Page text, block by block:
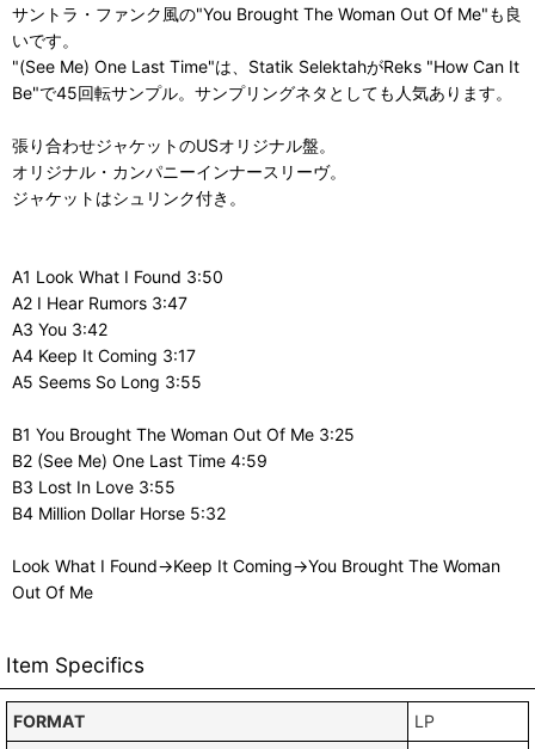
サントラ・ファンク風の"You Brought The Woman Out Of Me"も良
いです。
"(See Me) One Last Time"は、Statik SelektahがReks "How Can It
Be"で45回転サンプル。サンプリングネタとしても人気あります。
張り合わせジャケットのUSオリジナル盤。
オリジナル・カンパニーインナースリーヴ。
ジャケットはシュリンク付き。
A1 Look What I Found 3:50
A2 I Hear Rumors 3:47
A3 You 3:42
A4 Keep It Coming 3:17
A5 Seems So Long 3:55
B1 You Brought The Woman Out Of Me 3:25
B2 (See Me) One Last Time 4:59
B3 Lost In Love 3:55
B4 Million Dollar Horse 5:32
Look What I Found→Keep It Coming→You Brought The Woman
Out Of Me
Item Specifics
FORMAT
LP